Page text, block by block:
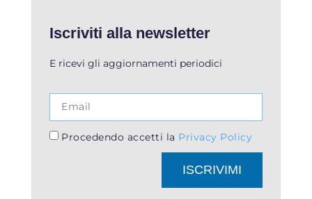
Iscriviti alla newsletter
E ricevi gli aggiornamenti periodici
Procedendo accetti la Privacy Policy
ISCRIVIMI